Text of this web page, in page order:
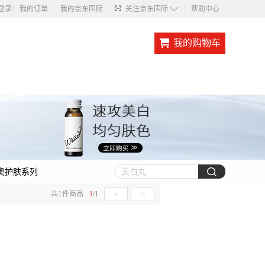
录 我的订单 我的京东国际 关注京东国际 ◇ 帮助中心
我的购物车
护肤系列
1/1 < >
共1件商品